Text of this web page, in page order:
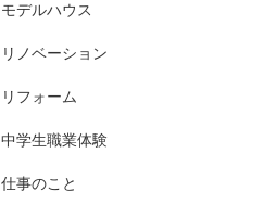
モデルハウス
リノベーション
リフォーム
中学生職業体験
仕事のこと